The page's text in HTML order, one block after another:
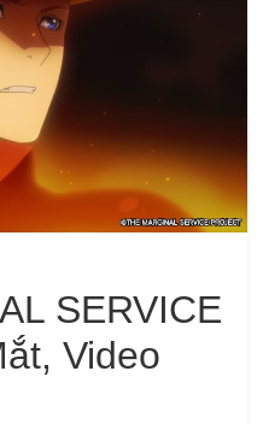
SERVICE
Video